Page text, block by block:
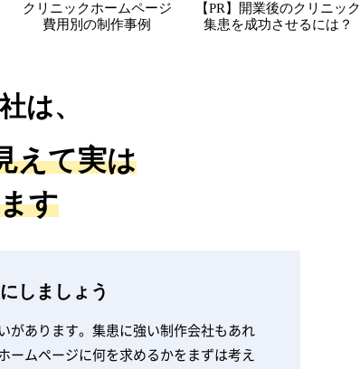
クリニックホームページ
費用別の制作事例
【PR】開業後のクリニック
集患を成功させるには？
は、
えて実は
す
にしましょう
があります。集患に強い制作会社もあれ
ムページに何を求めるかをまずは考え